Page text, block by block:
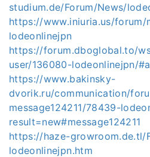
studium.de/Forum/News/
https://www.iniuria.us/forum/
lodeonlinejpn
https://forum.dboglobal.to/
user/136080-lodeonlinejpn/
https://www.bakinsky-
dvorik.ru/communication/
message124211/78439-
result=new#message124211
https://haze-
lodeonlinejpn.htm